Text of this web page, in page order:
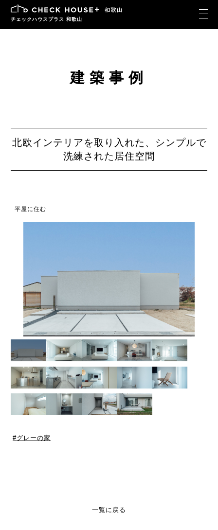
チェックハウスプラス 和歌山
建築事例
北欧インテリアを取り入れた、シンプルで
洗練された居住空間
平屋に住む
グレーの家
一覧に戻る